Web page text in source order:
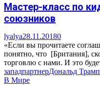
Мастер-класс по
союзников
lyalya28.11.20180
«Если вы прочитаете
понятно, что [Британия],
торговлю с нами. И это
западпартнерДональд Трамп
В Мире